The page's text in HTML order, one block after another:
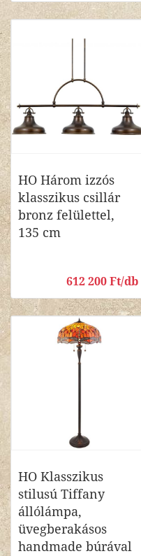
HO Három izzós
klasszikus csillár
bronz felülettel,
135 cm
612 200 Ft/db
HO Klasszikus
stilusú Tiffany
állólámpa,
üvegberakásos
handmade búrával